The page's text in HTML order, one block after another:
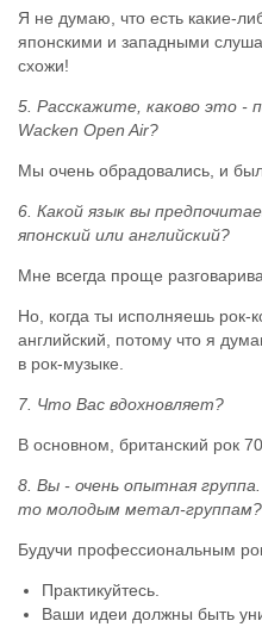
Я не думаю, что есть какие-
японскими и западными
схожи!
5. Расскажите, каково это -
Wacken Open Air?
Мы очень обрадовались, и
6. Какой язык вы
японский или английский?
Мне всегда проще
Но, когда ты исполняешь рок-
английский, потому что я
в рок-музыке.
7. Что Вас вдохновляет?
В основном, британский рок
8. Вы - очень опытная
то молодым метал-группам?
Будучи профессиональным
Практикуйтесь.
Ваши идеи должны быть